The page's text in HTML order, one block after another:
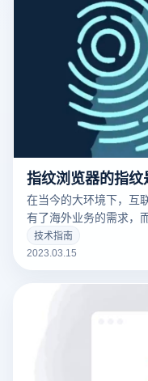
指纹浏览器的指纹
在当今的大环境下，
有了海外业务的需求，
针对不同的工作内容用
器。要清楚的了解什么
很大的不同
技术指南
2023.03.15